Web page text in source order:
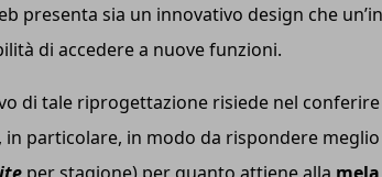
presenta sia un innovativo design che
di accedere a nuove funzioni.
di tale riprogettazione risiede nel
, in particolare, in modo da rispondere